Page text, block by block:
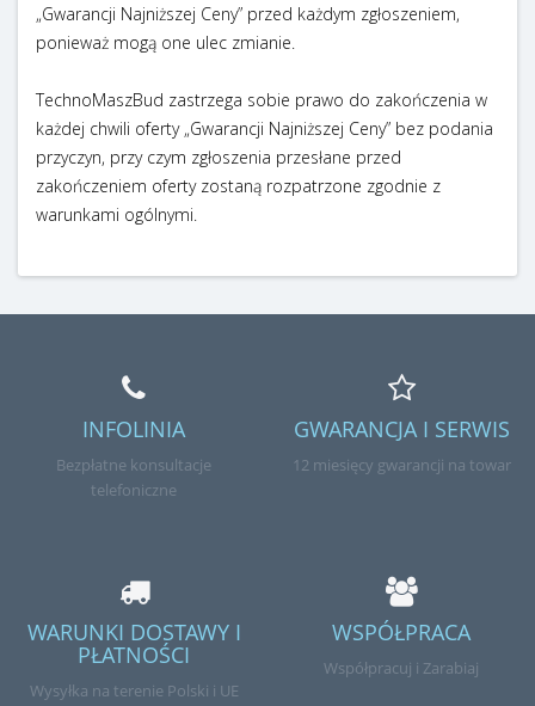
„Gwarancji Najniższej Ceny” przed każdym zgłoszeniem,
ponieważ mogą one ulec zmianie.
TechnoMaszBud zastrzega sobie prawo do zakończenia w
każdej chwili oferty „Gwarancji Najniższej Ceny” bez podania
przyczyn, przy czym zgłoszenia przesłane przed
zakończeniem oferty zostaną rozpatrzone zgodnie z
warunkami ogólnymi.
INFOLINIA
Bezpłatne konsultacje
telefoniczne
GWARANCJA I SERWIS
12 miesięcy gwarancji na towar
WARUNKI DOSTAWY I
PŁATNOŚCI
Wysyłka na terenie Polski i UE
WSPÓŁPRACA
Współpracuj i Zarabiaj